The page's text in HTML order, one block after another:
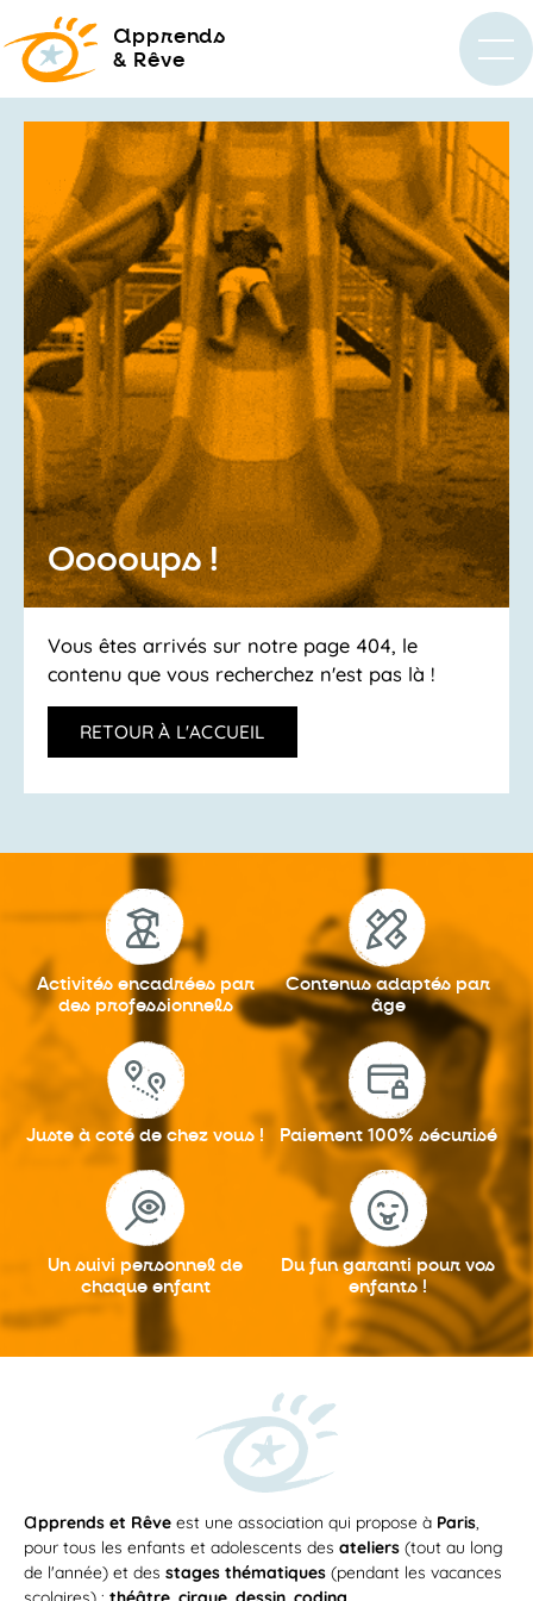
apprends
& Rêve
Ooooups !
Vous êtes arrivés sur notre page 404, le
contenu que vous recherchez n'est pas là !
RETOUR À L'ACCUEIL
Activités encadrées par
des professionnels
Contenus adaptés par
âge
Juste à coté de chez vous ! Paiement 100% sécurisé
Un suivi personnel de
chaque enfant
Du fun garantipour vos
enfants !
apprends et Rêve est une association qui propose à Paris,
pour tous les enfants et adolescents des ateliers (tout au long
de l'année) et des stages thématiques (pendant les vacances